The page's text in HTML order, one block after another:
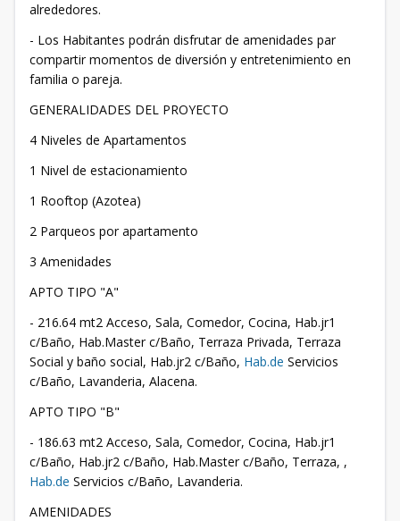
alrededores.
- Los Habitantes podrán disfrutar de amenidades par
compartir momentos de diversión y entretenimiento en
familia o pareja.
GENERALIDADES DEL PROYECTO
4 Niveles de Apartamentos
1 Nivel de estacionamiento
1 Rooftop (Azotea)
2 Parqueos por apartamento
3 Amenidades
APTO TIPO "A"
- 216.64 mt2 Acceso, Sala, Comedor, Cocina, Hab.jr1
c/Baño, Hab.Master c/Baño, Terraza Privada, Terraza
Social y baño social, Hab.jr2 c/Baño, Hab.de Servicios
c/Baño, Lavanderia, Alacena.
APTO TIPO "B"
- 186.63 mt2 Acceso, Sala, Comedor, Cocina, Hab.jr1
c/Baño, Hab.jr2 c/Baño, Hab.Master c/Baño, Terraza, ,
Hab.de Servicios c/Baño, Lavanderia.
AMENIDADES